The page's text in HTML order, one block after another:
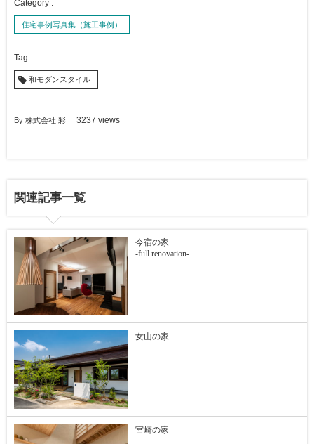
住宅事例写真集（施工事例）
和モダンスタイル
By 株式会社 彩 3237 views
関連記事一覧
今宿の家
-full renovation-
女山の家
宮崎の家